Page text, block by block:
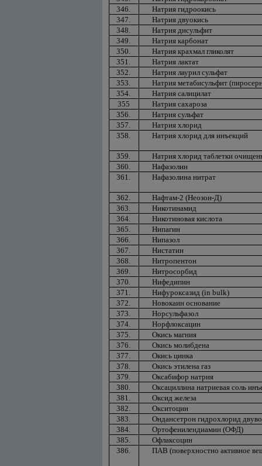
346.
Натрия гидроокись
347.
Натрия двуокись
348.
Натрия дисульфит
349.
Натрия карбонат
350.
Натрия крахмал гликолят
351.
Натрия лактат
352.
Натрия лаурил сульфат
353.
Натрия метабисульфит
354.
Натрия салицилат
355
Натрия сахароза
356.
Натрия сульфат
357.
Натрия хлорид
358.
Натрия хлорид для инъекций
359.
Натрия хлорид таблетки
360.
Нафазолин
361.
Нафазолина нитрат
362.
Нафтам-2 (Неозон-Д)
363.
Никотинамид
364.
Никотиновая кислота
365.
Нипагин
366.
Нипазол
367.
Нистатин
368.
Нитропентон
369.
Нитросорбид
370.
Нифедипин
371.
Нифуроксазид (in bulk)
372.
Новокаин основание
373.
Норсульфазол
374.
Норфлоксацин
375.
Окись магния
376.
Окись молибдена
377.
Окись цинка
378.
Окись этилена газ
379.
Оксабифор натрия
380.
Оксациллина натриевая соль
381.
Оксид железа
382.
Окситоцин
383.
Ондансетрон гидрохлорид
384.
Ортофенилендиамин (ОФД)
385.
Офлаксоцин
386.
ПАВ (поверхностно активное